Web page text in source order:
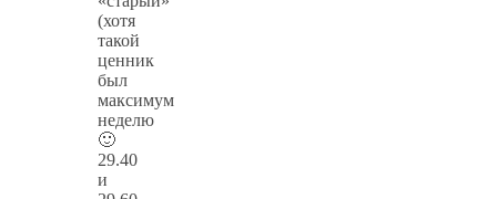
(хотя
такой
ценник
был
максимум
неделю
🙂
29.40
и